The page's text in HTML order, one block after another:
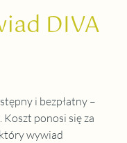
DIVA
i bezpłatny –
ponosi się za
wywiad